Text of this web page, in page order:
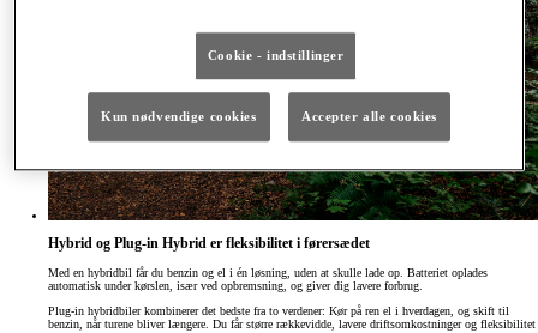
Hybrid og Plug-in Hybrid er fleksibilitet i førersædet
Med en hybridbil får du benzin og el i én løsning, uden at skulle lade op. Batteriet oplades
automatisk under kørslen, især ved opbremsning, og giver dig lavere forbrug.
Plug-in hybridbiler kombinerer det bedste fra to verdener: Kør på ren el i hverdagen, og skift til
benzin, når turene bliver længere. Du får større rækkevidde, lavere driftsomkostninger og fleksibilitet
Cookie - indstillinger
Kun nødvendige cookies Accepter alle cookies